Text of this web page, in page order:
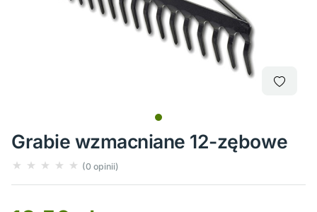
Grabie wzmacniane 12-zębowe
(0 opinii)